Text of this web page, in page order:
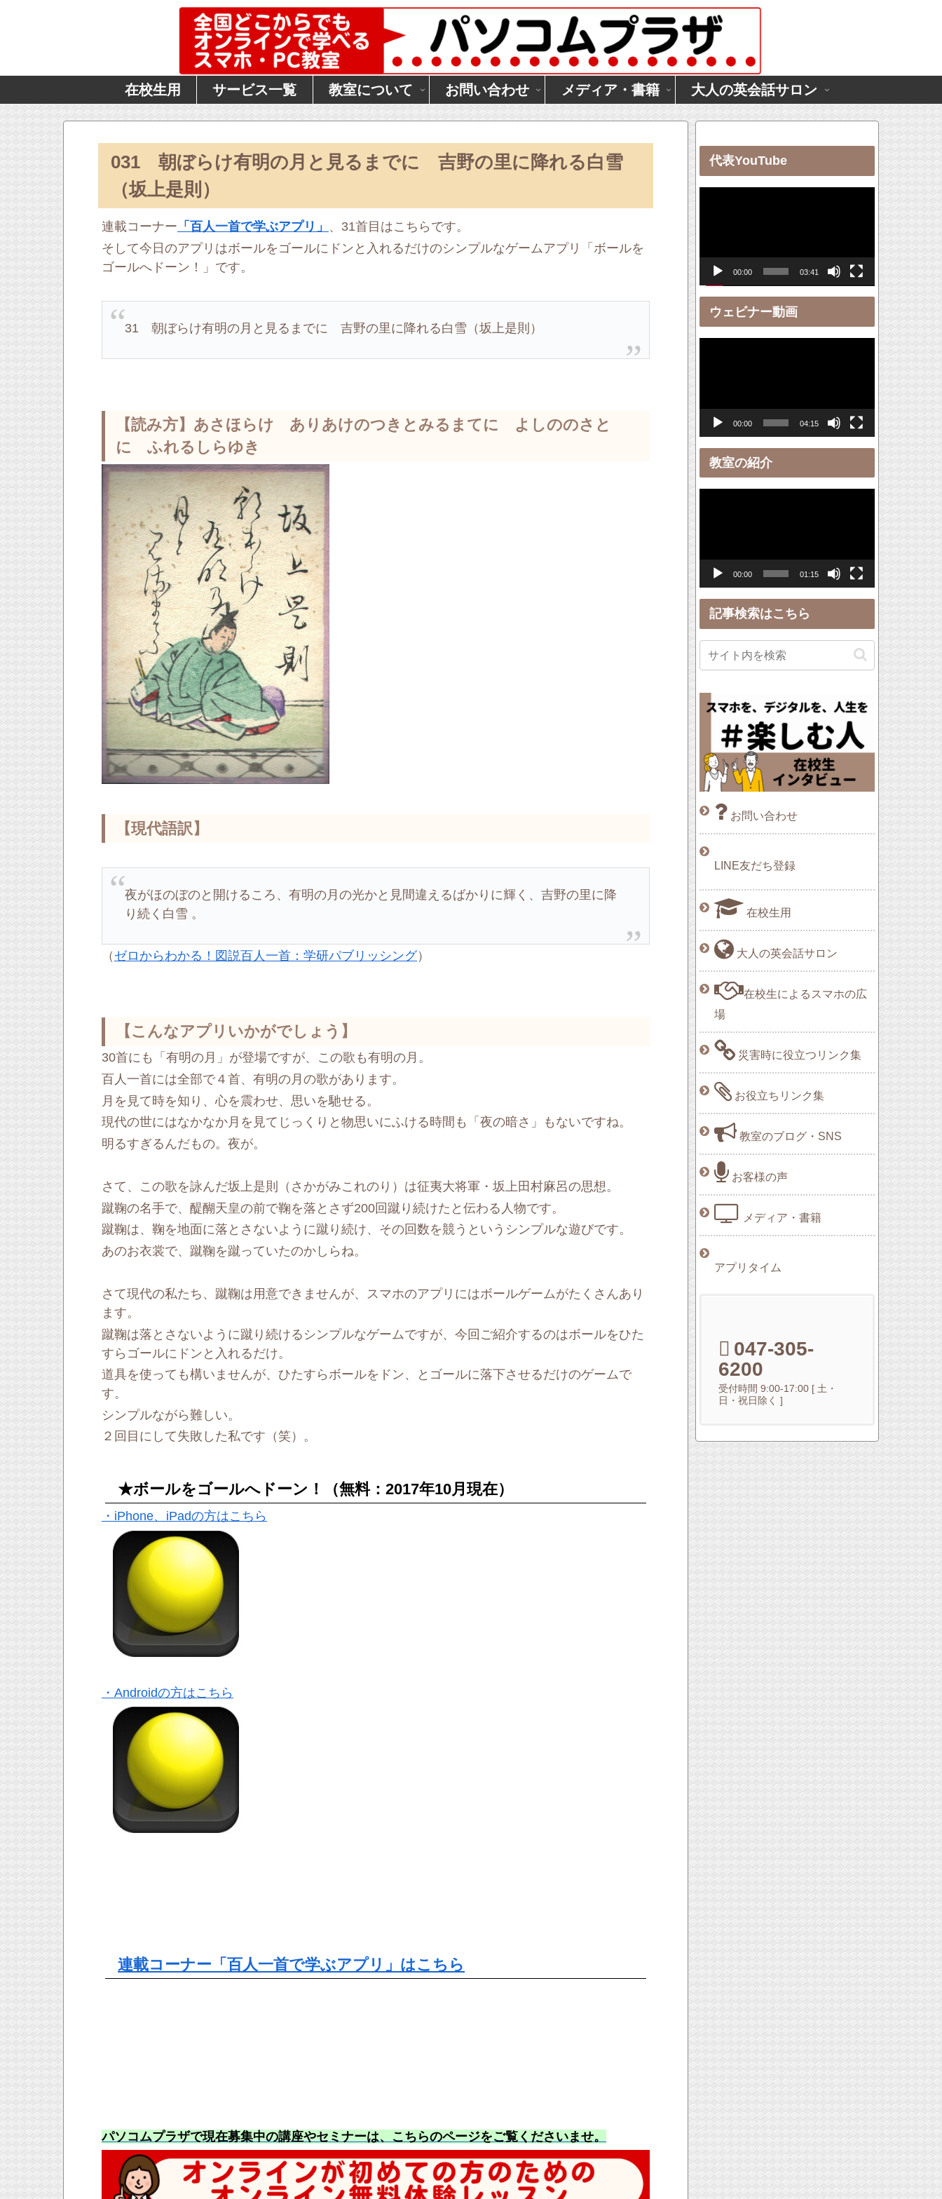
在校生用 サービス一覧 教室について お問い合わせ メディア・書籍 大人の英会話サロン
031 朝ぼらけ有明の月と見るまでに 吉野の里に降れる白雪
（坂上是則）
連載コーナー 「百人一首で学ぶアプリ」 、31首目はこちらです。
そして今日のアプリはボールをゴールにドンと入れるだけのシンプルなゲームアプリ「ボールを
ゴールへドーン！」です。
31 朝ぼらけ有明の月と見るまでに 吉野の里に降れる白雪（坂上是則）
【読み方】あさほらけ ありあけのつきとみるまてに よしののさと
に ふれるしらゆき
【現代語訳】
夜がほのぼのと開けるころ、有明の月の光かと見間違えるばかりに輝く、吉野の里に降
り続く白雪 。
（ ゼロからわかる！図説百人一首：学研パブリッシング）
【こんなアプリいかがでしょう】
30首にも「有明の月」が登場ですが、この歌も有明の月。
百人一首には全部で４首、有明の月の歌があります。
月を見て時を知り、心を震わせ、思いを馳せる。
現代の世にはなかなか月を見てじっくりと物思いにふける時間も「夜の暗さ」もないですね。
明るすぎるんだもの。夜が。
さて、この歌を詠んだ坂上是則（さかがみこれのり）は征夷大将軍・坂上田村麻呂の思想。
蹴鞠の名手で、醍醐天皇の前で鞠を落とさず200回蹴り続けたと伝わる人物です。
蹴鞠は、鞠を地面に落とさないように蹴り続け、その回数を競うというシンプルな遊びです。
あのお衣裳で、蹴鞠を蹴っていたのかしらね。
さて現代の私たち、蹴鞠は用意できませんが、スマホのアプリにはボールゲームがたくさんあり
ます。
蹴鞠は落とさないように蹴り続けるシンプルなゲームですが、今回ご紹介するのはボールをひた
すらゴールにドンと入れるだけ。
道具を使っても構いませんが、ひたすらボールをドン、とゴールに落下させるだけのゲームで
す。
シンプルながら難しい。
２回目にして失敗した私です（笑）。
★ボールをゴールへドーン！（無料：2017年10月現在）
・iPhone、iPadの方はこちら
・Androidの方はこちら
連載コーナー「百人一首で学ぶアプリ」はこちら
パソコムプラザで現在募集中の講座やセミナーは、こちらのページをご覧くださいませ。
代表YouTube
レ
ヤ
00:00 03:41
ウェビナー動画
レ
ヤ
ー
00:00 04:15
教室の紹介
レ
ヤ
ー
00:00 01:15
記事検索はこちら
お問い合わせ
LINE友だち登録
在校生用
大人の英会話サロン
在校生によるスマホの広
場
災害時に役立つリンク集
お役立ちリンク集
教室のブログ・SNS
お客様の声
メディア・書籍
アプリタイム
047-305-
6200
受付時間 9:00-17:00 [ 土・
日・祝日除く ]